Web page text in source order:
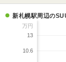
新札幌駅周辺の
万円
13
10.6